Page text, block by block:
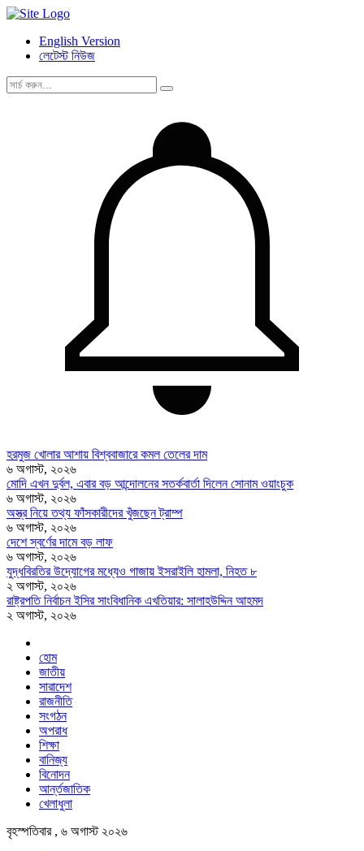
English Version
লেটেস্ট নিউজ
হরমুজ খোলার আশায় বিশ্ববাজারে কমল তেলের দাম
৬ অগাস্ট, ২০২৬
মোদি এখন দুর্বল, এবার বড় আন্দোলনের সতর্কবার্তা দিলেন সোনাম ওয়াংচুক
৬ অগাস্ট, ২০২৬
অস্ত্র নিয়ে তথ্য ফাঁসকারীদের খুঁজছেন ট্রাম্প
৬ অগাস্ট, ২০২৬
দেশে স্বর্ণের দামে বড় লাফ
৬ অগাস্ট, ২০২৬
যুদ্ধবিরতির উদ্যোগের মধ্যেও গাজায় ইসরাইলি হামলা, নিহত ৮
২ অগাস্ট, ২০২৬
রাষ্ট্রপতি নির্বাচন ইসির সাংবিধানিক এখতিয়ার: সালাহউদ্দিন আহমদ
২ অগাস্ট, ২০২৬
হোম
জাতীয়
সারাদেশ
রাজনীতি
সংগঠন
অপরাধ
শিক্ষা
বানিজ্য
বিনোদন
আর্ন্তজাতিক
খেলাধুলা
বৃহস্পতিবার , ৬ অগাস্ট ২০২৬